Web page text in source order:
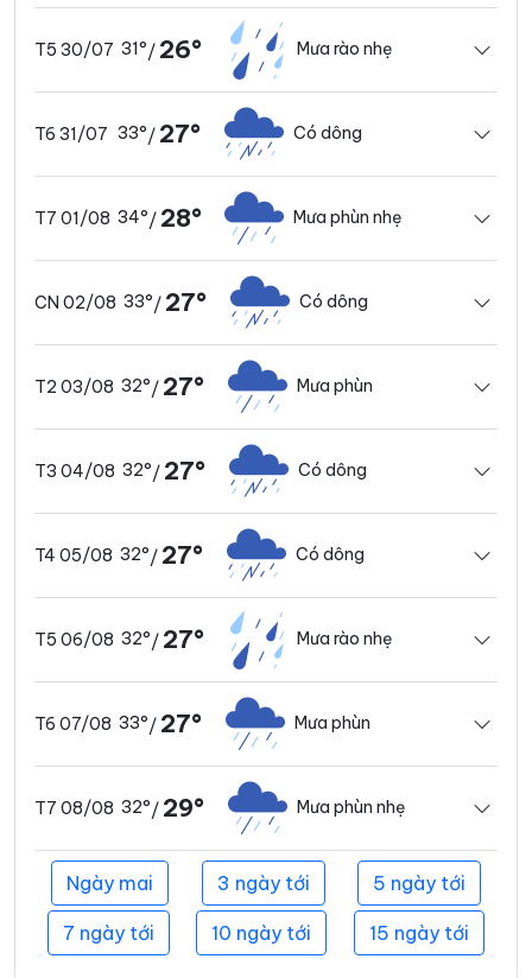
T5 30/07 31°/ 26° Mưa rào nhẹ
T6 31/07 33°/ 27° Có dông
T7 01/08 34°/ 28° Mưa phùn nhẹ
CN 02/08 33°/ 27° Có dông
T2 03/08 32°/ 27° Mưa phùn
T3 04/08 32°/ 27° Có dông
T4 05/08 32°/ 27° Có dông
T5 06/08 32°/ 27° Mưa rào nhẹ
T6 07/08 33°/ 27° Mưa phùn
T7 08/08 32°/ 29° Mưa phùn nhẹ
Ngày mai 3 ngày tới 5 ngày tới
7 ngày tới 10 ngày tới 15 ngày tới